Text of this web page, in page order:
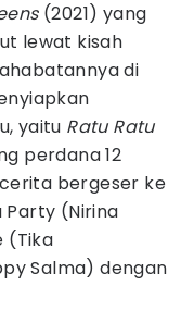
(2021) yang
lewat kisah
di
yaitu Ratu Ratu
perdana 12
bergeser ke
Party (Nirina
(Tika
Salma) dengan